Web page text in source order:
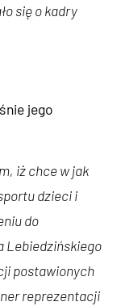
się o kadry
jego
iż chce w jak
dzieci i
do
Lebiedzińskiego
postawionych
reprezentacji